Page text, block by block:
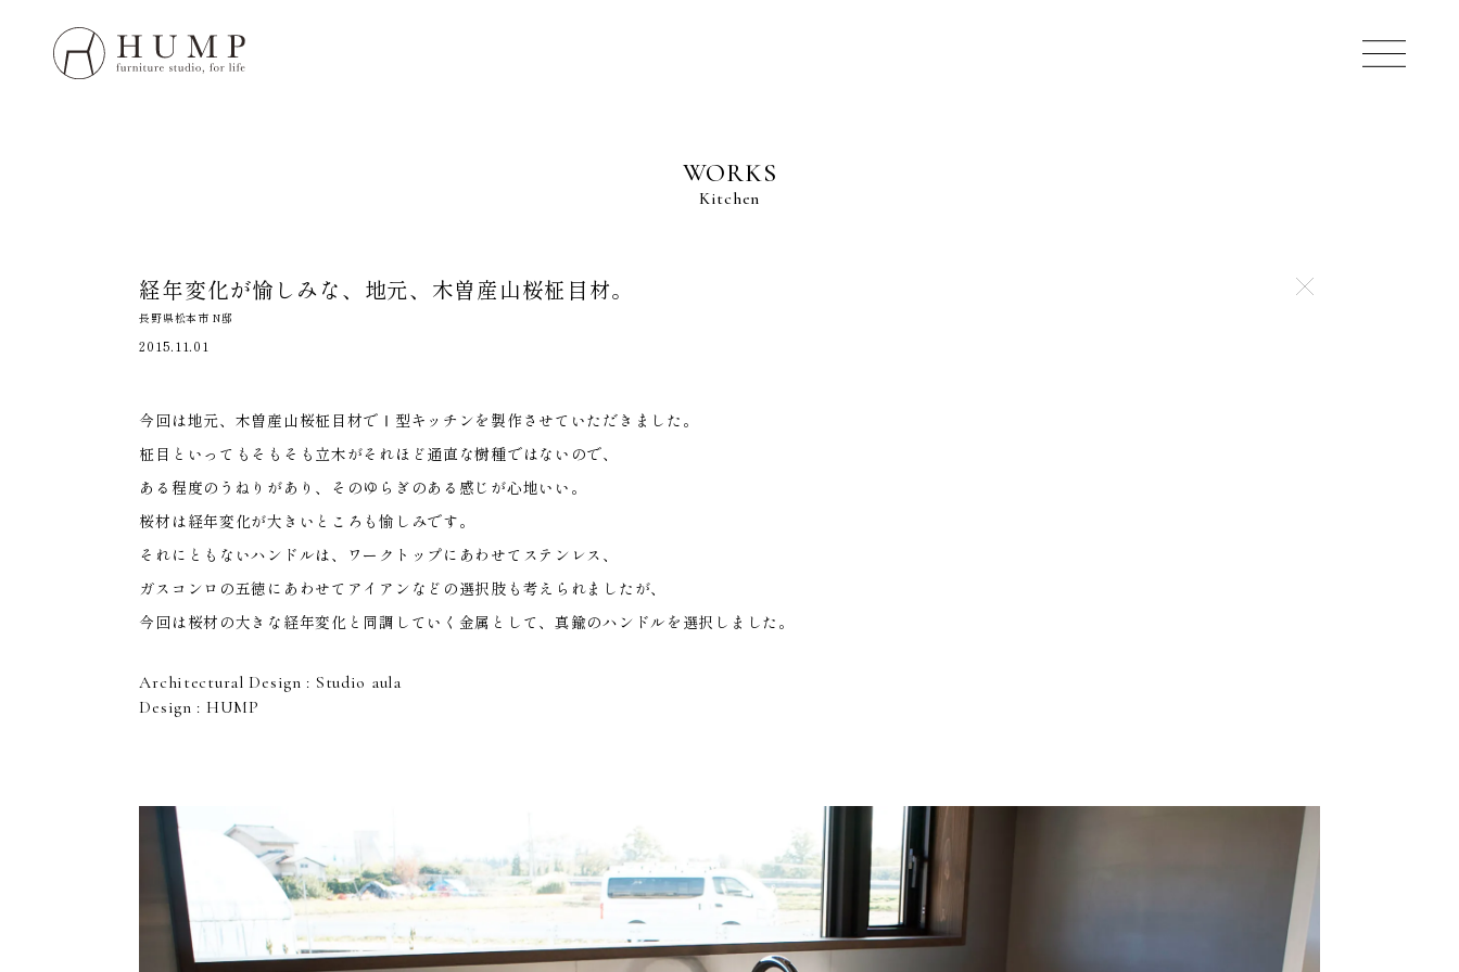
ORIGINS
MAINTENANCE
HOME
WORKS
Kitchen
経年変化が愉しみな、 地元、木曽産山桜柾目材。
長野県松本市 N邸
2015.11.01
今回は地元、木曽産山桜柾目材でⅠ型キッチンを製作させていただきました。
柾目といってもそもそも立木がそれほど通直な樹種ではないので、
ある程度のうねりがあり、そのゆらぎのある感じが心地いい。
桜材は経年変化が大きいところも愉しみです。
それにともないハンドルは、ワークトップにあわせてステンレス、
ガスコンロの五徳にあわせてアイアンなどの選択肢も考えられましたが、
今回は桜材の大きな経年変化と同調していく金属として、真鍮のハンドルを選択しました。
Architectural Design : Studio aula
Design : HUMP